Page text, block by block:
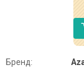
Бренд: